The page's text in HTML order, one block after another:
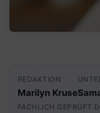
REDAKTION
Marilyn Kruse
FACHLICH GEPRÜFT